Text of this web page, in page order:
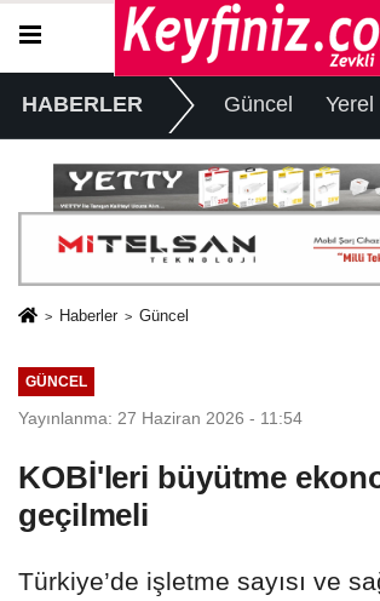
HABERLER Güncel Yerel
Haberler Güncel
GÜNCEL
Yayınlanma: 27 Haziran 2026 - 11:54
KOBİ'leri büyütme
geçilmeli
Türkiye’de işletme sayısı ve